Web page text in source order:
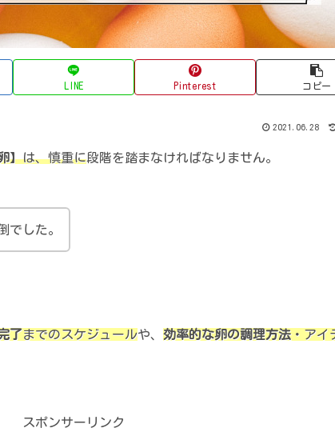
LINE Pinterest コピー
2021.06.28
】は、慎重に段階を踏まなければなりません。
でした。
了までのスケジュールや、 効率的な卵の調理方法・アイ
スポンサーリンク